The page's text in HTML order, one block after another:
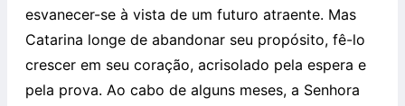
esvanecer-se à vista de um futuro atraente. Mas
Catarina longe de abandonar seu propósito, fê-lo
crescer em seu coração, acrisolado pela espera e
pela prova. Ao cabo de alguns meses, a Senhora